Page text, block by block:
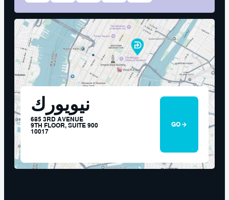
نيويورك
685 3RD AVENUE
9TH FLOOR, SUITE 900
10017
GO